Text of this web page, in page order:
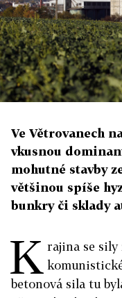
Ve Větrovanech
vkusnou
mohutné stavby
většinou spíše
bunkry či sklady
K rajina se
betonová sila tu